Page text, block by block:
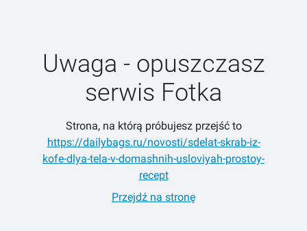
Uwaga - opuszczasz
serwis Fotka
Strona, na którą próbujesz przejść to
https://dailybags.ru/novosti/sdelat-skrab-iz-
kofe-dlya-tela-v-domashnih-usloviyah-prostoy-
recept
Przejdź na stronę